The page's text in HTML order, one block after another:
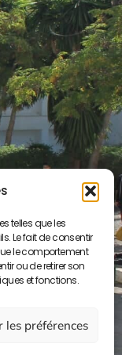
telles que les
Le fait de consentir
le comportement
ou de retirer son
et fonctions.
les préférences